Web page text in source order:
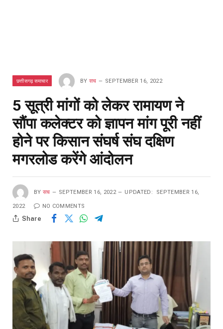
छत्तीसगढ़ समाचार BY सच SEPTEMBER 16, 2022
5 सूत्री मांगों को लेकर रामायण ने
सौंपा कलेक्टर को ज्ञापन मांग पूरी नहीं
होने पर किसान संघर्ष संघ दक्षिण
मगरलोड करेंगे आंदोलन
BY सच SEPTEMBER 16, 2022 UPDATED: SEPTEMBER 16,
2022 NO COMMENTS
Share